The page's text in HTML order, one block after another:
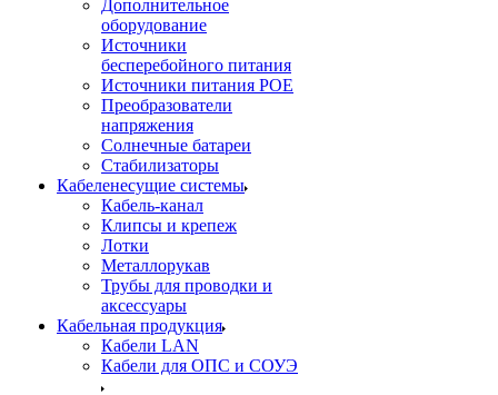
Дополнительное
оборудование
Источники
бесперебойного питания
Источники питания POE
Преобразователи
напряжения
Солнечные батареи
Стабилизаторы
Кабеленесущие системы
Кабель-канал
Клипсы и крепеж
Лотки
Металлорукав
Трубы для проводки и
аксессуары
Кабельная продукция
Кабели LAN
Кабели для ОПС и СОУЭ